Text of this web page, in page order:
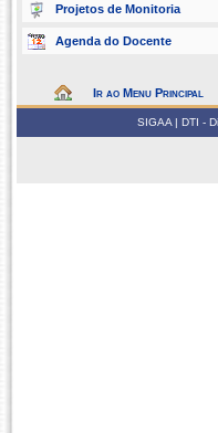
Projetos de Monitoria
Agenda do Docente
Ir ao Menu Principal
SIGAA | DTI -